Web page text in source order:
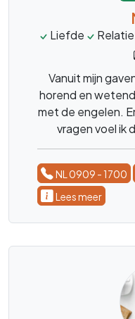
Liefde Relatie
Vanuit mijn
horend en
met de engelen.
vragen voel ik
NL 0909 - 1700
Lees meer